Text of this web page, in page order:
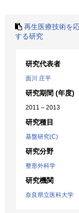
再生医療技術を
する研究
研究代表者
面川 庄平
研究期間 (年度)
2011 – 2013
研究種目
基盤研究(C)
研究分野
整形外科学
研究機関
奈良県立医科大学